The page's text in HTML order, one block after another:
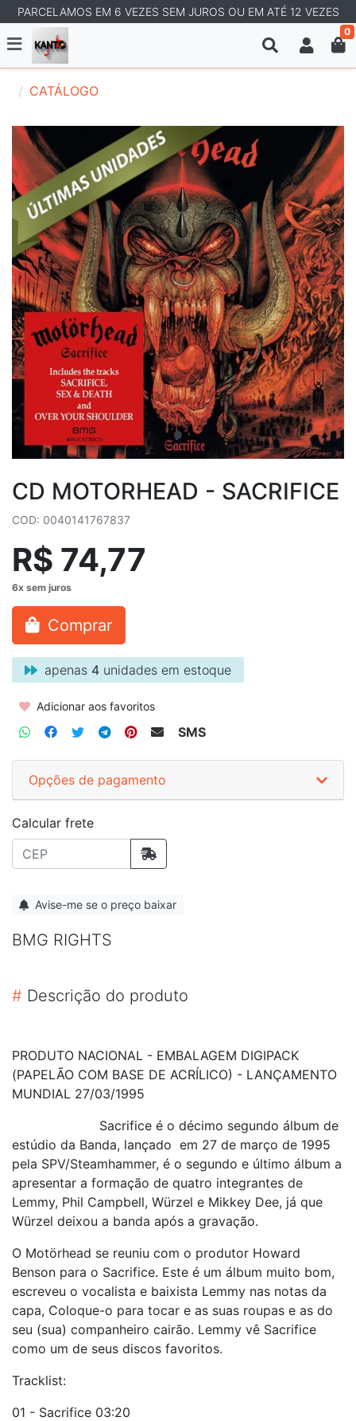
PARCELAMOS EM 6 VEZES SEM JUROS OU EM ATÉ 12 VEZES
0
CATÁLOGO
CD MOTORHEAD - SACRIFICE
COD: 0040141767837
R$ 74,77
Comprar
apenas 4 unidades em estoque
Adicionar aos favoritos
SMS
Opções de pagamento
Calcular frete
Avise-me se o preço baixar
BMG RIGHTS
# Descrição do produto
PRODUTO NACIONAL - EMBALAGEM DIGIPACK
(PAPELÃO COM BASE DE ACRÍLICO) - LANÇAMENTO
MUNDIAL 27/03/1995
Sacrifice é o décimo segundo álbum de
estúdio da Banda, lançado em 27 de março de 1995
pela SPV/Steamhammer, é o segundo e último álbum a
apresentar a formação de quatro integrantes de
Lemmy, Phil Campbell, Würzel e Mikkey Dee, já que
Würzel deixou a banda após a gravação.
O Motörhead se reuniu com o produtor Howard
Benson para o Sacrifice. Este é um álbum muito bom,
escreveu o vocalista e baixista Lemmy nas notas da
capa, Coloque-o para tocar e as suas roupas e as do
seu (sua) companheiro cairão. Lemmy vê Sacrifice
como um de seus discos favoritos.
Tracklist:
01 - Sacrifice 03:20